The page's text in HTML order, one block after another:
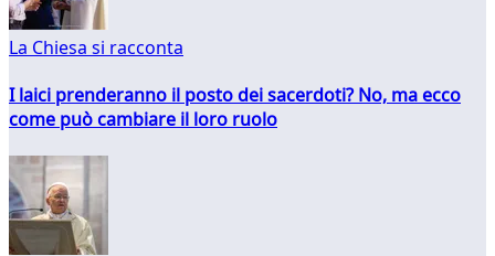
La Chiesa si racconta
I laici prenderanno il posto dei sacerdoti? No, ma ecco
come può cambiare il loro ruolo